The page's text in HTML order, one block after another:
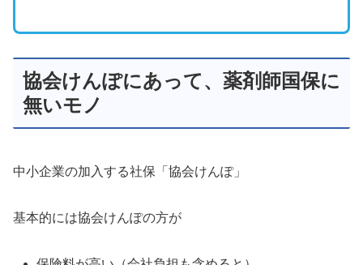
協会けんぽにあって、薬剤師国保に
無いモノ
中小企業の加入する社保「協会けんぽ」
基本的には協会けんぽの方が